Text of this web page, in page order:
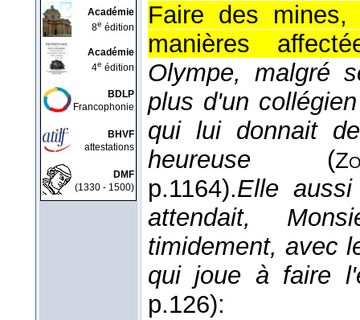
Académie
8e édition
Académie
4e édition
BDLP
Francophonie
BHVF
attestations
DMF
(1330 - 1500)
Faire des mines,
manières
Olympe, malgré
plus d'un
qui lui donnait
heureuse (
p.1164).Elle
attendait,
timidement, avec
qui joue à faire
p.126):